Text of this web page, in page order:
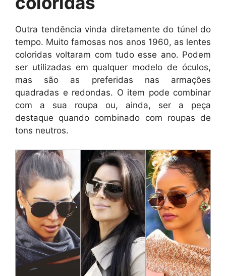
Outra tendência vinda diretamente do túnel do
tempo. Muito famosas nos anos 1960, as lentes
coloridas voltaram com tudo esse ano. Podem
ser utilizadas em qualquer modelo de óculos,
mas são as preferidas nas armações
quadradas e redondas. O item pode combinar
com a sua roupa ou, ainda, ser a peça
destaque quando combinado com roupas de
tons neutros.